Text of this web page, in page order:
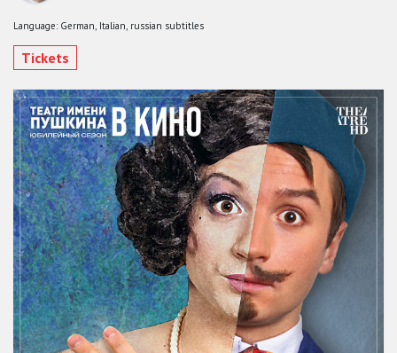
Language: German, Italian, russian subtitles
Tickets